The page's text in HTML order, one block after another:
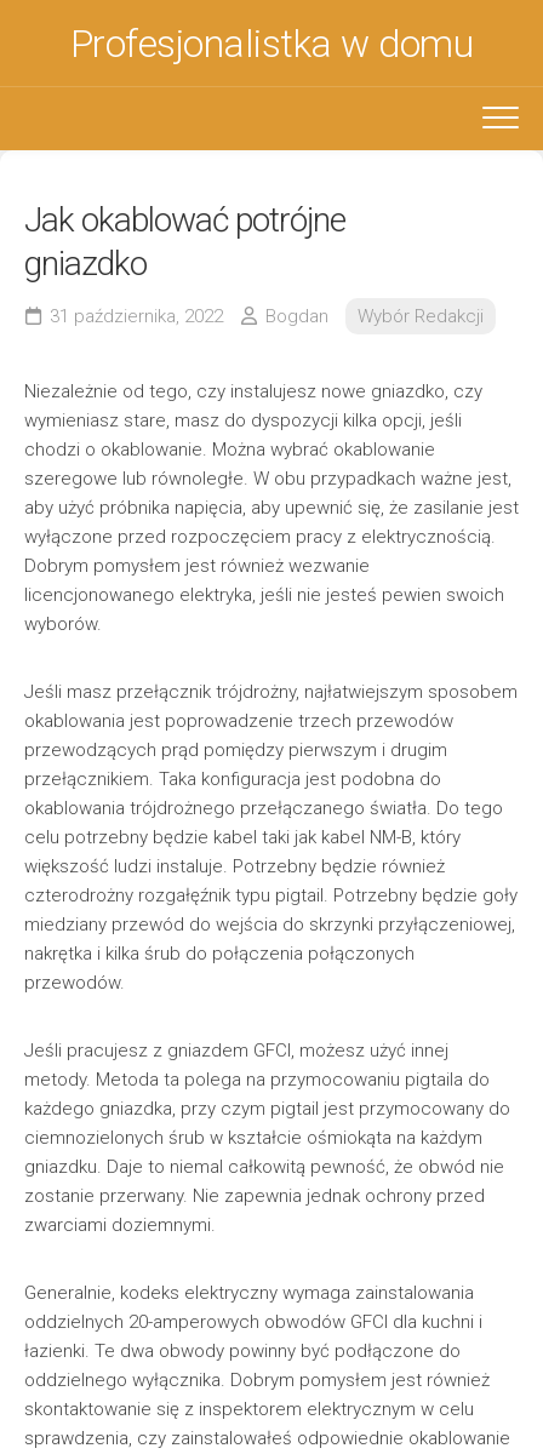
Profesjonalistka w domu
Jak okablować potrójne
gniazdko
31 października, 2022 Bogdan Wybór Redakcji
Niezależnie od tego, czy instalujesz nowe gniazdko, czy
wymieniasz stare, masz do dyspozycji kilka opcji, jeśli
chodzi o okablowanie. Można wybrać okablowanie
szeregowe lub równoległe. W obu przypadkach ważne jest,
aby użyć próbnika napięcia, aby upewnić się, że zasilanie jest
wyłączone przed rozpoczęciem pracy z elektrycznością.
Dobrym pomysłem jest również wezwanie
licencjonowanego elektryka, jeśli nie jesteś pewien swoich
wyborów.
Jeśli masz przełącznik trójdrożny, najłatwiejszym sposobem
okablowania jest poprowadzenie trzech przewodów
przewodzących prąd pomiędzy pierwszym i drugim
przełącznikiem. Taka konfiguracja jest podobna do
okablowania trójdrożnego przełączanego światła. Do tego
celu potrzebny będzie kabel taki jak kabel NM-B, który
większość ludzi instaluje. Potrzebny będzie również
czterodrożny rozgałęźnik typu pigtail. Potrzebny będzie goły
miedziany przewód do wejścia do skrzynki przyłączeniowej,
nakrętka i kilka śrub do połączenia połączonych
przewodów.
Jeśli pracujesz z gniazdem GFCI, możesz użyć innej
metody. Metoda ta polega na przymocowaniu pigtaila do
każdego gniazdka, przy czym pigtail jest przymocowany do
ciemnozielonych śrub w kształcie ośmiokąta na każdym
gniazdku. Daje to niemal całkowitą pewność, że obwód nie
zostanie przerwany. Nie zapewnia jednak ochrony przed
zwarciami doziemnymi.
Generalnie, kodeks elektryczny wymaga zainstalowania
oddzielnych 20-amperowych obwodów GFCI dla kuchni i
łazienki. Te dwa obwody powinny być podłączone do
oddzielnego wyłącznika. Dobrym pomysłem jest również
skontaktowanie się z inspektorem elektrycznym w celu
sprawdzenia, czy zainstalowałeś odpowiednie okablowanie